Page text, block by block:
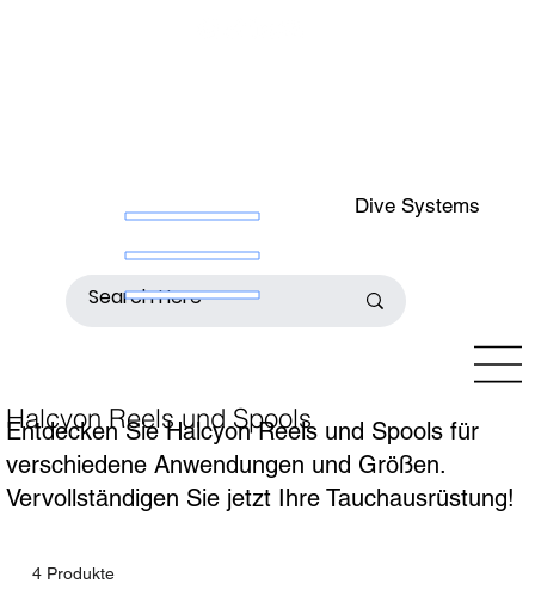
Dive Systems
Halcyon Reels und Spools
Entdecken Sie Halcyon Reels und Spools für
verschiedene Anwendungen und Größen.
Vervollständigen Sie jetzt Ihre Tauchausrüstung!
4 Produkte